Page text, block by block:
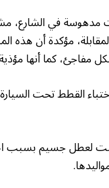
مدهوسة في الشارع،
مؤكدة أن
مفاجئ، كما أنها
عبدالرحمن، من منطقة «الطوار 2»،
لعطل جسيم بسبب